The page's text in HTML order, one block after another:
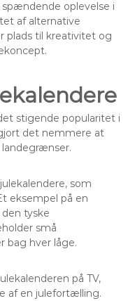
oplevelse i
af alternative
plads til kreativitet og
stigende popularitet i
det nemmere at
som
eksempel på en
tyske
små
bag hver låge.
på TV,
af en julefortælling.